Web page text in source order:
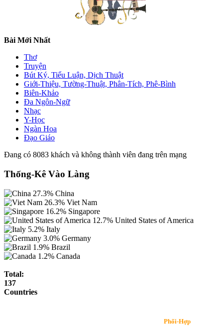
Bài Mới Nhất
Thơ
Truyện
Bút Ký, Tiểu Luận, Dịch Thuật
Giới-Thiệu, Tường-Thuật, Phân-Tích, Phê-Bình
Biên-Khảo
Đa Ngôn-Ngữ
Nhạc
Y-Học
Ngàn Hoa
Đạo Giáo
Đang có 8083 khách và không thành viên đang trên mạng
Thống-Kê Vào Làng
27.3% China
26.3% Viet Nam
16.2% Singapore
12.7% United States of America
5.2% Italy
3.0% Germany
1.9% Brazil
1.2% Canada
Total:
137
Countries
Phối-Hợp